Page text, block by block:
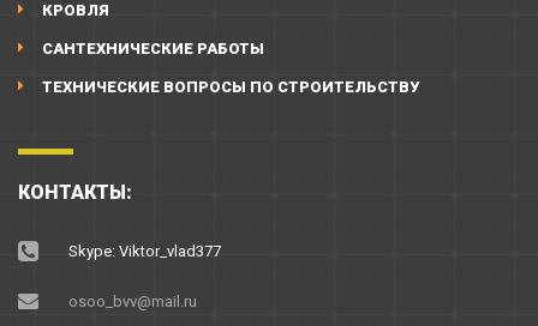
КРОВЛЯ
САНТЕХНИЧЕСКИЕ РАБОТЫ
ТЕХНИЧЕСКИЕ ВОПРОСЫ ПО СТРОИТЕЛЬСТВУ
КОНТАКТЫ:
Skype: Viktor_vlad377
osoo_bvv@mail.ru